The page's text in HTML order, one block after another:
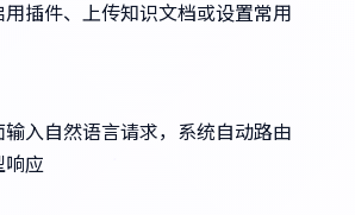
插件、上传知识文档或设置常用
入自然语言请求，系统自动路由
应